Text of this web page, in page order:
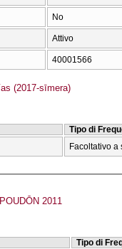
No
Attivo
40001566
(2017-sīmera)
Tipo di
Facoltativo a
2011
Tipo di